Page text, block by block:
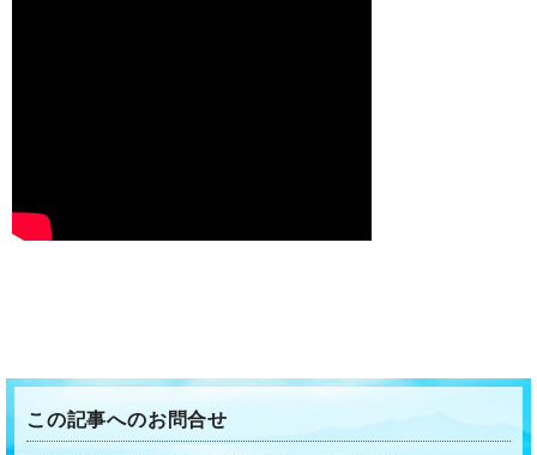
この記事へのお問合せ